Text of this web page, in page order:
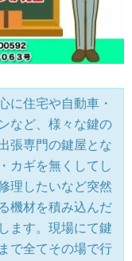
に住宅や自動車・
など、様々な鍵の
張専門の鍵屋とな
カギを無くしてし
理したいなど突然
機材を積み込んだ
ます。現場にて鍵
で全てその場で行